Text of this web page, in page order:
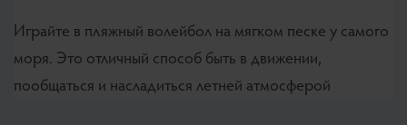
Играйте в пляжный волейбол на мягком песке у самого
моря. Это отличный способ быть в движении,
пообщаться и насладиться летней атмосферой